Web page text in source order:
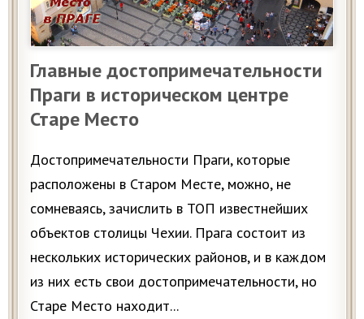
Главные достопримечательности
Праги в историческом центре
Старе Место
Достопримечательности Праги, которые
расположены в Старом Месте, можно, не
сомневаясь, зачислить в ТОП известнейших
объектов столицы Чехии. Прага состоит из
нескольких исторических районов, и в каждом
из них есть свои достопримечательности, но
Старе Место находит...